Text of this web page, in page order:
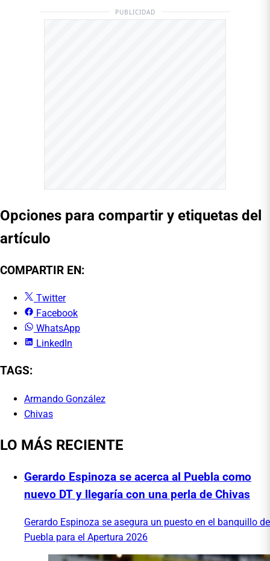
PUBLICIDAD
Opciones para compartir y etiquetas del
artículo
COMPARTIR EN:
Twitter
Facebook
WhatsApp
LinkedIn
TAGS:
Armando González
Chivas
LO MÁS RECIENTE
Gerardo Espinoza se acerca al Puebla como
nuevo DT y llegaría con una perla de Chivas
Gerardo Espinoza se asegura un puesto en el banquillo de
Puebla para el Apertura 2026